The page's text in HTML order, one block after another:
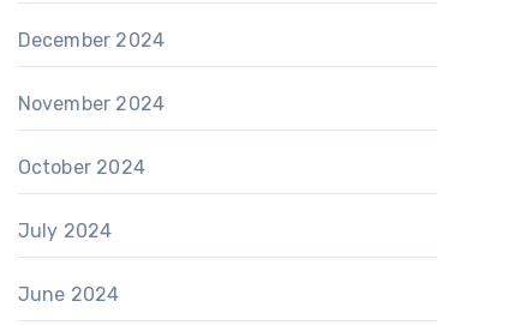
December 2024
November 2024
October 2024
July 2024
June 2024